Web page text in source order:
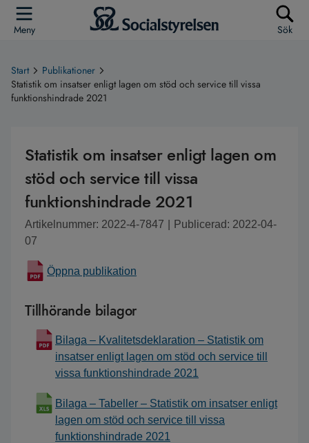
Meny Sök
Start
Publikationer
Statistik om insatser enligt lagen om stöd och service till vissa
funktionshindrade 2021
Statistik om insatser enligt lagen om
stöd och service till vissa
funktionshindrade 2021
Artikelnummer: 2022-4-7847
Publicerad: 2022-04-
07
Öppna publikation
Tillhörande bilagor
Bilaga – Kvalitetsdeklaration – Statistik om
insatser enligt lagen om stöd och service till
vissa funktionshindrade 2021
Bilaga – Tabeller – Statistik om insatser enligt
lagen om stöd och service till vissa
funktionshindrade 2021